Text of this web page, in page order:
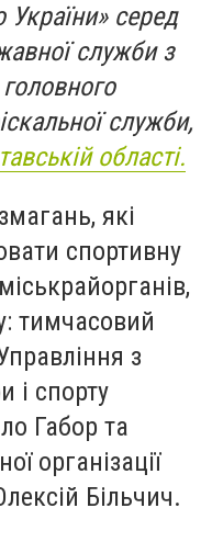
України» серед
служби з
служби,
області.
які
спортивну
тимчасовий
з
і спорту
Габор та
організації
Більчич.